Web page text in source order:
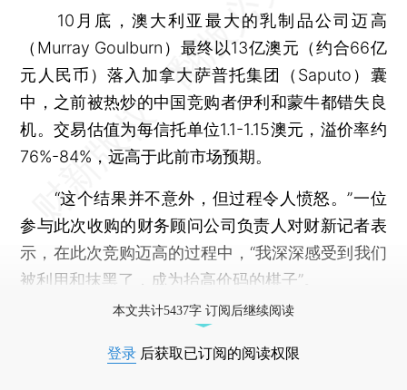
10月底，澳大利亚最大的乳制品公司迈高
（Murray Goulburn）最终以13亿澳元（约合66亿
元人民币）落入加拿大萨普托集团（Saputo）囊
中，之前被热炒的中国竞购者伊利和蒙牛都错失良
机。交易估值为每信托单位1.1-1.15澳元，溢价率约
76%-84%，远高于此前市场预期。
“这个结果并不意外，但过程令人愤怒。”一位
参与此次收购的财务顾问公司负责人对财新记者表
示，在此次竞购迈高的过程中，“我深深感受到我们
被利用和抹黑了，成为抬高价码的棋子”。
本文共计5437字 订阅后继续阅读
登录 后获取已订阅的阅读权限